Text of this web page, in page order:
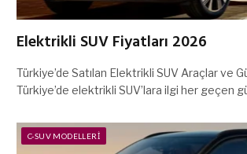
Elektrikli SUV Fiyatları 2026
Türkiye’de Satılan Elektrikli SUV Araçlar ve
Türkiye’de elektrikli SUV’lara ilgi her geçen
C-SUV MODELLERI